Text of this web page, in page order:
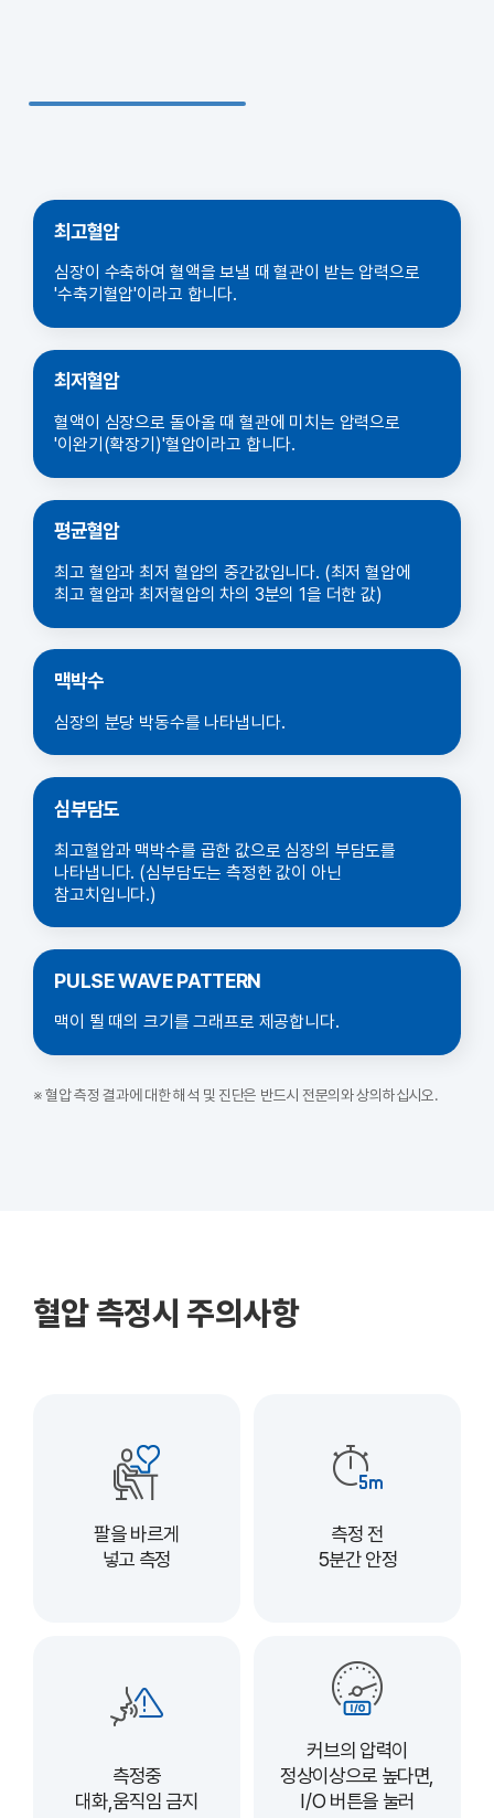
최고혈압
심장이 수축하여 혈액을 보낼 때 혈관이 받는 압력으로
'수축기혈압'이라고 합니다.
최저혈압
혈액이 심장으로 돌아올 때 혈관에 미치는 압력으로
'이완기(확장기)'혈압이라고 합니다.
평균혈압
최고 혈압과 최저 혈압의 중간값입니다. (최저 혈압에
최고 혈압과 최저혈압의 차의 3분의 1을 더한 값)
맥박수
심장의 분당 박동수를 나타냅니다.
심부담도
최고혈압과 맥박수를 곱한 값으로 심장의 부담도를
나타냅니다. (심부담도는 측정한 값이 아닌
참고치입니다.)
PULSE WAVE PATTERN
맥이 뛸 때의 크기를 그래프로 제공합니다.
※ 혈압 측정 결과에 대한 해석 및 진단은 반드시 전문의와 상의하십시오.
혈압 측정시 주의사항
팔을 바르게
넣고 측정
측정 전
5분간 안정
측정중
대화,움직임 금지
커브의 압력이
정상이상으로 높다면,
I/O 버튼을 눌러